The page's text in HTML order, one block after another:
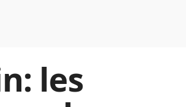
les